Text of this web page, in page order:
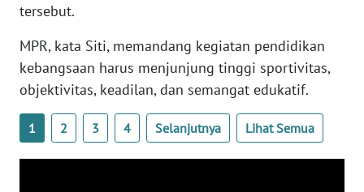
tersebut.
MPR, kata Siti, memandang kegiatan pendidikan
kebangsaan harus menjunjung tinggi sportivitas,
objektivitas, keadilan, dan semangat edukatif.
1 2 3 4 Selanjutnya Lihat Semua
PAPUA
WN
PAPUA
BARAT
WN